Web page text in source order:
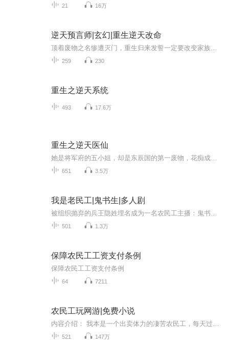
21 16万
逆天预言师|玄幻|重生逆天改命
259 230
重生之逆天系统
493 17.6万
重生之逆天医仙
651 3.5万
我是老民工|鬼书生|多人剧
501 1.3万
保障农民工工资支付条例
保障农民工工资支付条例
64 7211
农民工玩网游|免费小说
521 147万